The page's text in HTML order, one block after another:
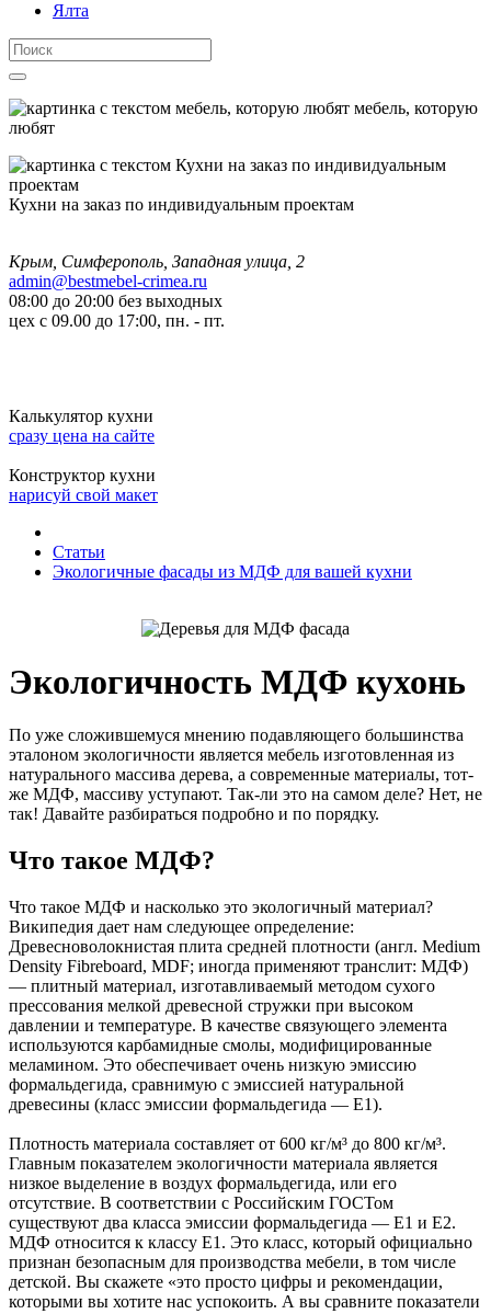
Ялта
мебель, которую
любят
Кухни на заказ по индивидуальным проектам
Крым, Симферополь, Западная улица, 2
admin@bestmebel-crimea.ru
08:00 до 20:00 без выходных
цех с 09.00 до 17:00, пн. - пт.
Калькулятор кухни
сразу цена на сайте
Конструктор кухни
нарисуй свой макет
Статьи
Экологичные фасады из МДФ для вашей кухни
Экологичность МДФ кухонь
По уже сложившемуся мнению подавляющего большинства
эталоном экологичности является мебель изготовленная из
натурального массива дерева, а современные материалы, тот-
же МДФ, массиву уступают. Так-ли это на самом деле? Нет, не
так! Давайте разбираться подробно и по порядку.
Что такое МДФ?
Что такое МДФ и насколько это экологичный материал?
Википедия дает нам следующее определение:
Древесноволокнистая плита средней плотности (англ. Medium
Density Fibreboard, MDF; иногда применяют транслит: МДФ)
— плитный материал, изготавливаемый методом сухого
прессования мелкой древесной стружки при высоком
давлении и температуре. В качестве связующего элемента
используются карбамидные смолы, модифицированные
меламином. Это обеспечивает очень низкую эмиссию
формальдегида, сравнимую с эмиссией натуральной
древесины (класс эмиссии формальдегида — Е1).
Плотность материала составляет от 600 кг/м³ до 800 кг/м³.
Главным показателем экологичности материала является
низкое выделение в воздух формальдегида, или его
отсутствие. В соответствии с Российским ГОСТом
существуют два класса эмиссии формальдегида — Е1 и Е2.
МДФ относится к классу Е1. Это класс, который официально
признан безопасным для производства мебели, в том числе
детской. Вы скажете «это просто цифры и рекомендации,
которыми вы хотите нас успокоить. А вы сравните показатели